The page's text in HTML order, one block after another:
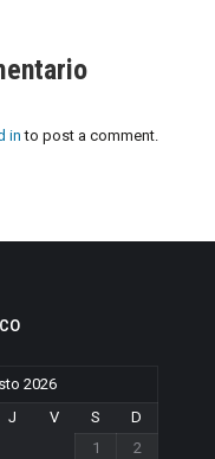
into post a comment.
2026
J V S
D
1
2